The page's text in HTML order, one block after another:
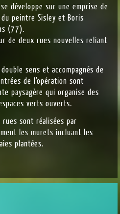
développe sur une emprise de
peintre Sisley et Boris
(77).
de deux rues nouvelles reliant
sens et accompagnés de
de l’opération sont
paysagère qui organise des
verts ouverts.
sont réalisées par
les murets incluant les
plantées.